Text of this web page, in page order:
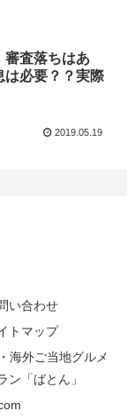
審査落ちはあ
は必要？？実際
2019.05.19
い合わせ
トマップ
海外ご当地グルメ
ン「ばとん」